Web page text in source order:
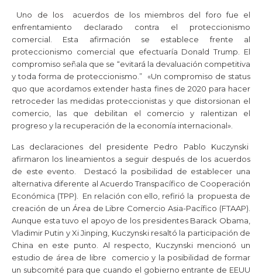
Uno de los acuerdos de los miembros del foro fue el
enfrentamiento declarado contra el proteccionismo
comercial. Esta afirmación se establece frente al
proteccionismo comercial que efectuaría Donald Trump. El
compromiso señala que se “evitará la devaluación competitiva
y toda forma de proteccionismo.” «Un compromiso de status
quo que acordamos extender hasta fines de 2020 para hacer
retroceder las medidas proteccionistas y que distorsionan el
comercio, las que debilitan el comercio y ralentizan el
progreso y la recuperación de la economía internacional».
Las declaraciones del presidente Pedro Pablo Kuczynski
afirmaron los lineamientos a seguir después de los acuerdos
de este evento. Destacó la posibilidad de establecer una
alternativa diferente al Acuerdo Transpacífico de Cooperación
Económica (TPP). En relación con ello, refirió la propuesta de
creación de un Área de Libre Comercio Asia-Pacífico (FTAAP).
Aunque esta tuvo el apoyo de los presidentes Barack Obama,
Vladimir Putin y Xi Jinping, Kuczynski resaltó la participación de
China en este punto. Al respecto, Kuczynski mencionó un
estudio de área de libre comercio y la posibilidad de formar
un subcomité para que cuando el gobierno entrante de EEUU